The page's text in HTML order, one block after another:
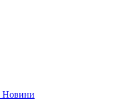
Новини